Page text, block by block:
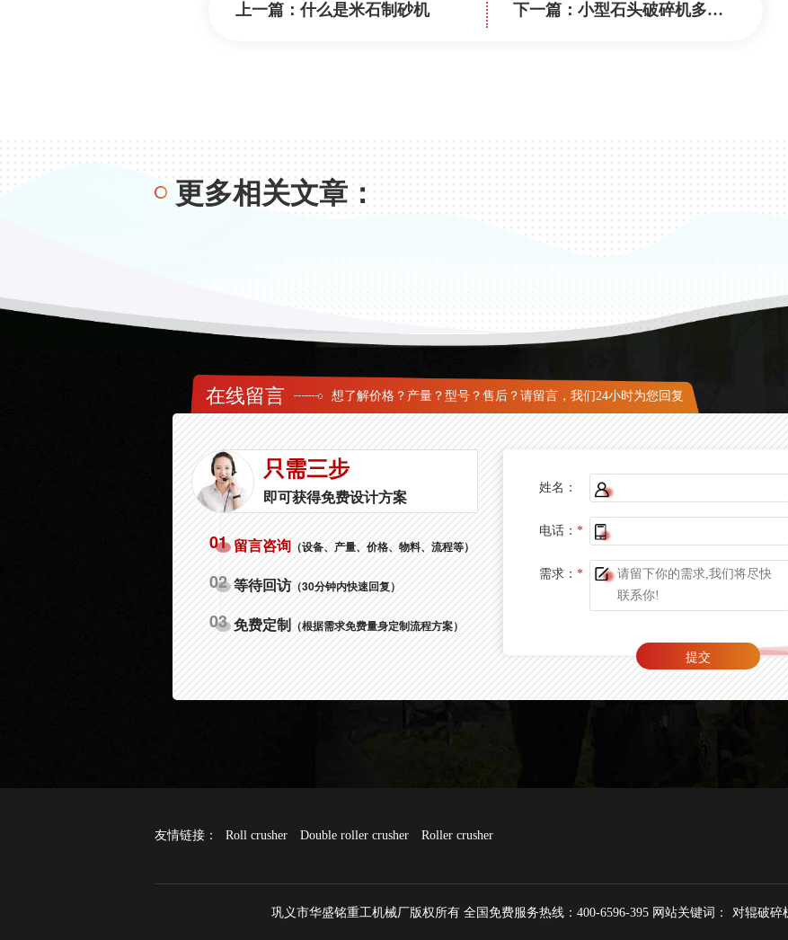
上一篇：什么是米石制砂机 下一篇： 小型石头破碎机多少钱？
更多相关文章：
在线留言 想了解价格？产量？型号？售后？请留言，我们24小时为您回复
只需三步
即可获得免费设计方案
01 留言咨询（设备、产量、价格、物料、流程等）
02 等待回访（30分钟内快速回复）
03 免费定制（根据需求免费量身定制流程方案）
姓名：
电话： *
需求： *
友情链接： Roll crusher Double roller crusher Roller crusher
巩义市华盛铭重工机械厂版权所有 全国免费服务热线：400-6596-395 网站关键词： 对辊破碎